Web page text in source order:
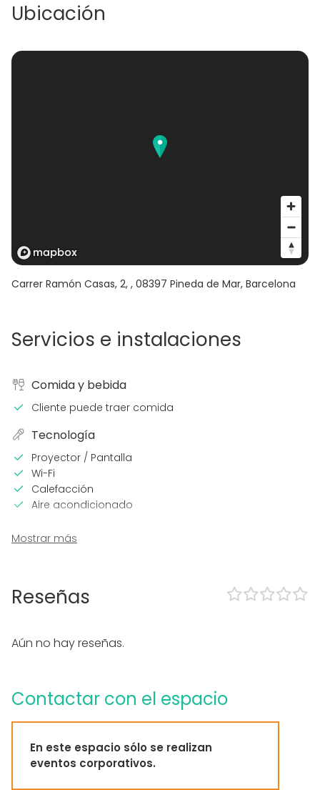
Ubicación
Carrer Ramón Casas, 2, , 08397 Pineda de Mar, Barcelona
Servicios e instalaciones
Comida y bebida
Cliente puede traer comida
Tecnología
Proyector / Pantalla
Wi-Fi
Calefacción
Aire acondicionado
En el espacio
Zona exterior
Parking
WC para minusválidos
Cocina para cliente
Tipo de eventos
Fiesta
Mostrar más
Reseñas
Aún no hay reseñas.
Contactar con el espacio
En este espacio sólo se realizan
eventos corporativos.